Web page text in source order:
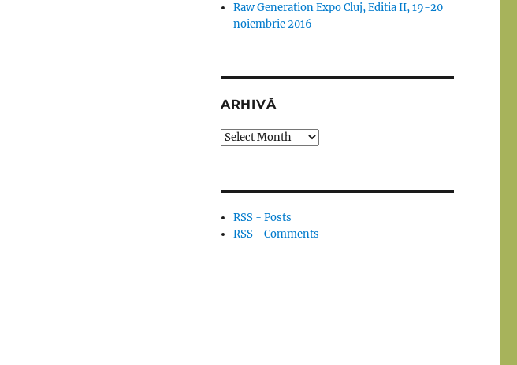
Raw Generation Expo Cluj, Editia II, 19-20
noiembrie 2016
ARHIVĂ
Arhivă
RSS - Posts
RSS - Comments